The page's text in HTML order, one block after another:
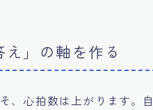
」の軸を作る
、心拍数は上がります。